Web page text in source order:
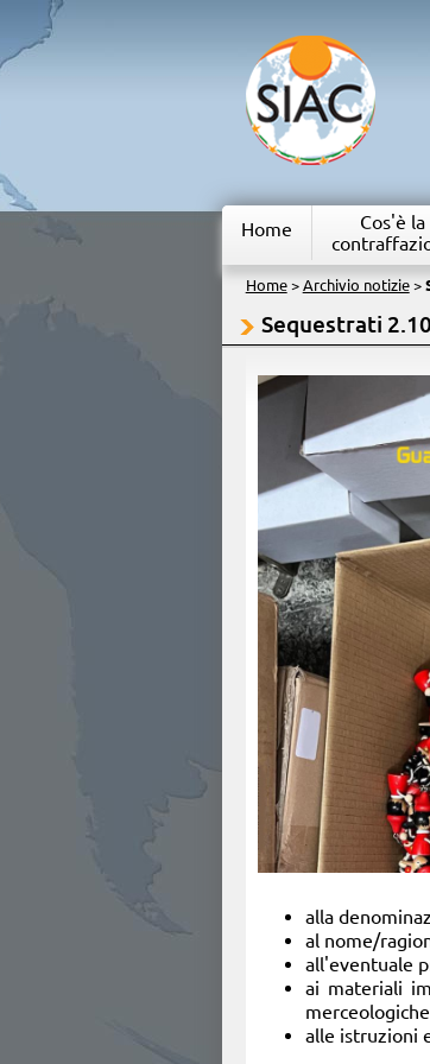
Home
Cos'è la
Home> Archivio notizie>
Sequestrati
alla
al nome/
all'eventuale
ai materiali
alle istruzioni